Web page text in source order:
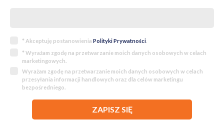
* Akceptuję postanowienia Polityki Prywatności.
* Wyrażam zgodę na przetwarzanie moich danych osobowych w celach
marketingowych.
Wyrażam zgodę na przetwarzanie moich danych osobowych w celach
przesyłania informacji handlowych oraz dla celów marketingu
bezpośredniego.
ZAPISZ SIĘ